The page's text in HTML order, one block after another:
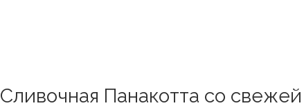
Сливочная Панакотта со свежей